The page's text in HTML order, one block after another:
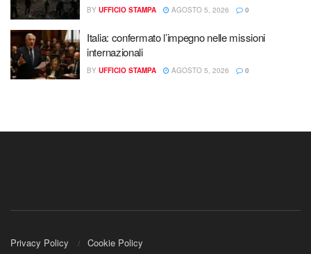
BY UFFICIO STAMPA AGOSTO 5, 2026 0
Italia: confermato l’impegno nelle missioni
internazionali
BY UFFICIO STAMPA AGOSTO 5, 2026 0
Privacy Policy Cookie Policy